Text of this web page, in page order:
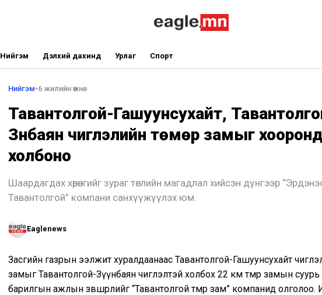
Нийгэм Дэлхий дахинд Урлаг Спорт
Нийгэм•6 жилийн өмнө
Тавантолгой-Гашуунсухайт,
Зүүнбаян чиглэлийн төмөр замыг
холбоно
Шаардагдах хөрөнгийг зураг төслийн магадлал хийсэн дүнгээр
Тавантолгой” компани санхүүжүүлэх юм.
Eaglenews
Засгийн газрын ээлжит хуралдаанаас Тавантолгой-Гашуунсухайт
замыг Тавантолгой-Зүүнбаян чиглэлтэй холбох 22 км төмөр замын
барилгын ажлын зөвшөөрлийг “Тавантолгой төмөр зам” компанид